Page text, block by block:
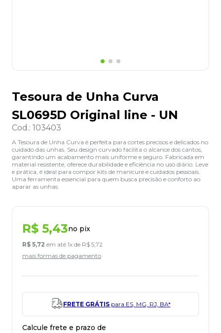
Tesoura de Unha Curva
SL0695D Original line - UN
Cod.: 103403
A Tesoura de Unha Curva é perfeita para cortes precisos e delicados no
cuidado das unhas. Seu design curvado facilita o alcance dos cantos,
garantindo um acabamento mais uniforme e seguro. Fabricada em
material resistente, oferece durabilidade e eficiência no uso diário. Leve
e prática, é ideal para compor kits de manicure e cuidados pessoais.
Uma ferramenta essencial para quem busca precisão e conforto ao
aparar as unhas.
R$ 5,43no pix
R$ 5,72 em até 1x de R$ 5,72
mais formas de pagamento
FRETE GRÁTISpara ES, MG, RJ, BA*